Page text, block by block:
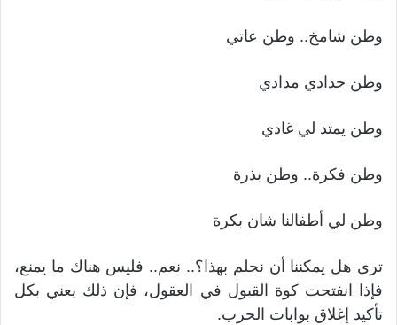
وطن شامخ.. وطن عاتي
وطن حدادي مدادي
وطن يمتد لي غادي
وطن فكرة.. وطن بذرة
وطن لي أطفالنا شان بكرة
ترى هل يمكننا أن نحلم بهذا؟.. نعم.. فليس هناك ما يمنع،
فإذا انفتحت كوة القبول في العقول، فإن ذلك يعني بكل
تأكيد إغلاق بوابات الحرب.